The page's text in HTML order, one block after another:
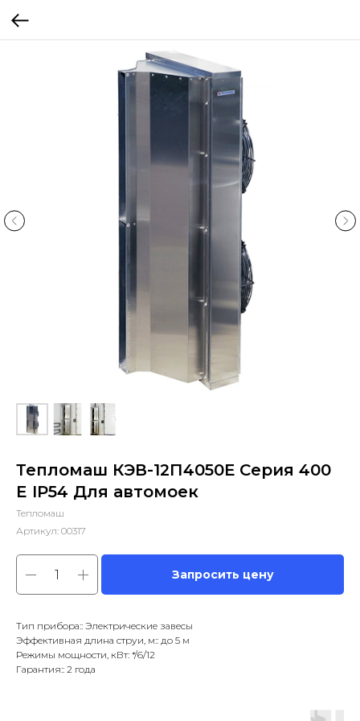
Тепломаш КЭВ-12П4050Е Серия 400
E IP54 Для автомоек
Тепломаш
Артикул: 00317
Запросить цену
Тип прибора:: Электрические завесы
Эффективная длина струи, м:: до 5 м
Режимы мощности, кВт: */6/12
Гарантия:: 2 года